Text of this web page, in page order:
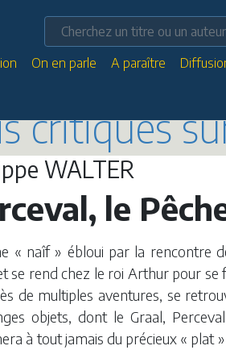
On en parle A paraître
critiques
WALTER
le
« naîf » ébloui par la rencontre
se rend chez le roi Arthur pour se
de multiples aventures, se
objets, dont le Graal,
à tout jamais du précieux « plat